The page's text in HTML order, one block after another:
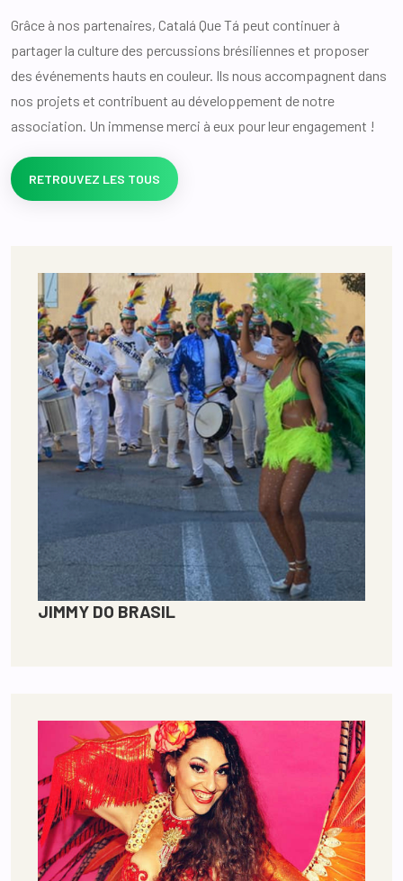
Grâce à nos partenaires, Catalá Que Tá peut continuer à
partager la culture des percussions brésiliennes et proposer
des événements hauts en couleur. Ils nous accompagnent dans
nos projets et contribuent au développement de notre
association. Un immense merci à eux pour leur engagement !
RETROUVEZ LES TOUS
JIMMY DO BRASIL